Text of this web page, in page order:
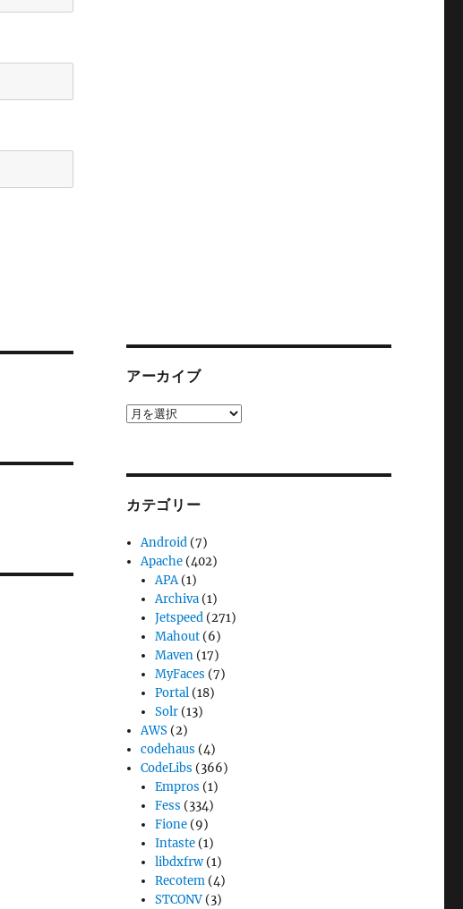
アーカイブ
ア
カテゴリー
Android (7)
Apache (402)
APA(1)
Archiva (1)
Jetspeed (271)
Mahout (6)
Maven (17)
MyFaces (7)
Portal (18)
Solr (13)
AWS (2)
codehaus (4)
CodeLibs (366)
Empros (1)
Fess (334)
Fione (9)
Intaste (1)
libdxfrw (1)
Recotem (4)
STCONV (3)